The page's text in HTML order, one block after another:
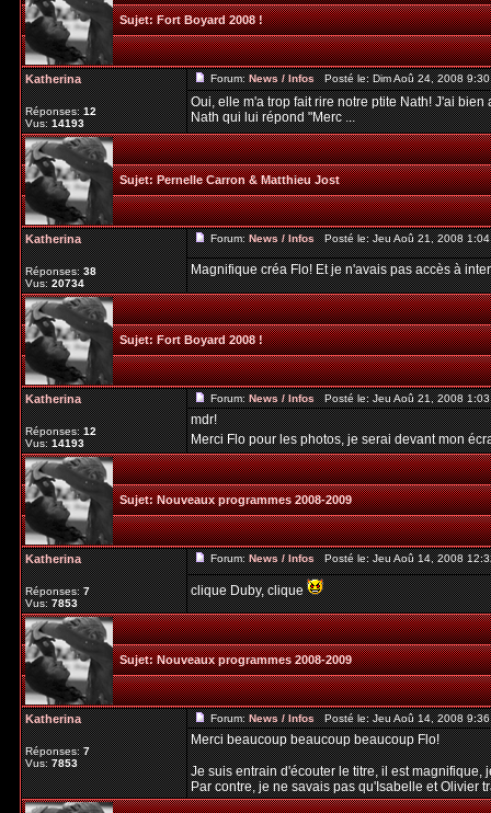
Sujet:Fort Boyard 2008 !
Katherina
Réponses:12
Vus:14193
Forum:News / InfosPosté le: Dim Aoû 24, 2008
Oui, elle m'a trop fait rire notre ptite Nath! J'ai
Nath qui lui répond "Merc ...
Sujet:Pernelle Carron & Matthieu Jost
Katherina
Réponses:38
Vus:20734
Forum:News / InfosPosté le: Jeu Aoû 21, 2008
Magnifique créa Flo! Et je n'avais pas accès à
Sujet:Fort Boyard 2008 !
Katherina
Réponses:12
Vus:14193
Forum:News / InfosPosté le: Jeu Aoû 21, 2008
mdr!
Merci Flo pour les photos, je serai devant mon
Sujet:Nouveaux programmes 2008-2009
Katherina
Réponses:7
Vus:7853
Forum:News / InfosPosté le: Jeu Aoû 14, 2008
clique Duby, clique
Sujet:Nouveaux programmes 2008-2009
Katherina
Réponses:7
Vus:7853
Forum:News / InfosPosté le: Jeu Aoû 14, 2008
Merci beaucoup beaucoup beaucoup Flo!
Je suis entrain d'écouter le titre, il est
Par contre, je ne savais pas qu'Isabelle et Olivier